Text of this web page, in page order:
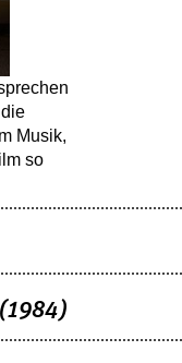
Musik,
so